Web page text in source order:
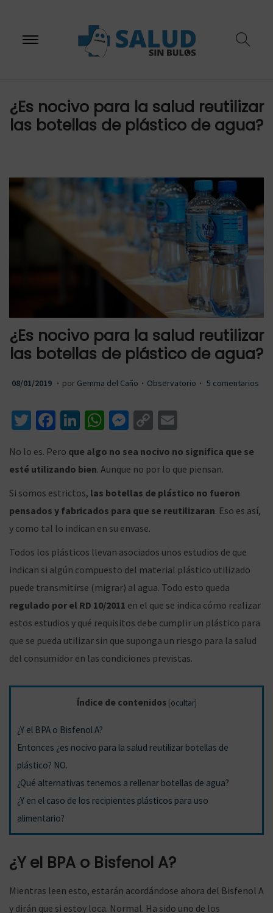
a
l
l
a
e
g
a
l
l
c
e
n
¿Es nocivo para la salud reutilizar
las botellas de plástico de agua?
¿Es nocivo para la salud reutilizar
las botellas de plástico de agua?
P
b
i
c
a
l
08/01/2019 2
5
/
1
. por Gemma del Caño . P
b
i
c
a
n
Observatorio . 5 comentarios
T
tt
er
Fa
b
o
o
k
Li
ke
dI
n
W
at
sA
p
p
M
se
n
ge
r
C
p
y
Li
n
ai
l
No lo es. Pero que algo no sea nocivo no significa que se
esté utilizando bien. Aunque no por lo que piensan.
Si somos estrictos, las botellas de plástico no fueron
pensados y fabricados para que se reutilizaran. Eso es así,
y como tal lo indican en su envase.
Todos los plásticos llevan asociados unos estudios de que
indican si algún compuesto del material plástico utilizado
puede transmitirse (migrar) al agua. Todo esto queda
regulado por el RD 10/2011 en el que se indica cómo realizar
estos estudios y qué requisitos debe cumplir un plástico para
que se pueda utilizar sin que suponga un riesgo para la salud
del consumidor en las condiciones previstas.
Índice de contenidos [ocultar]
¿Y el BPA o Bisfenol A?
Entonces ¿es nocivo para la salud reutilizar botellas de
plástico? NO.
¿Qué alternativas tenemos a rellenar botellas de agua?
¿Y en el caso de los recipientes plásticos para uso
alimentario?
¿Y el BPA o Bisfenol A?
Mientras leen esto, estarán acordándose ahora del Bisfenol A
y dirán que si estoy loca. Normal. Ha sido uno de los